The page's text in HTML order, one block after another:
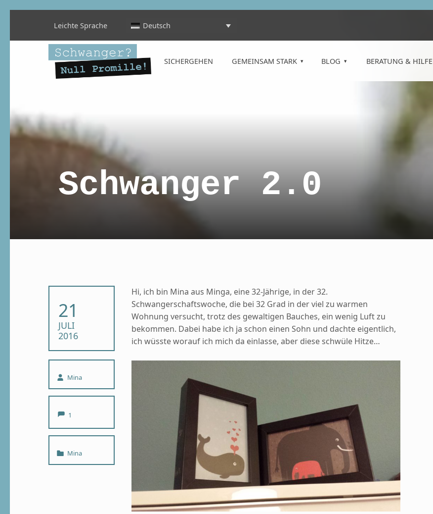
SICHERGEHEN GEMEINSAM STARK BLOG BERATUNG & HILFE
Leichte Sprache Deutsch
Schwanger 2.0
21
JULI
2016
Written by:
Mina
1
Categorized in:
Mina
Hi, ich bin Mina aus Minga, eine 32-Jährige, in der 32.
Schwangerschaftswoche, die bei 32 Grad in der viel zu warmen
Wohnung versucht, trotz des gewaltigen Bauches, ein wenig Luft zu
bekommen. Dabei habe ich ja schon einen Sohn und dachte eigentlich,
ich wüsste worauf ich mich da einlasse, aber diese schwüle Hitze…